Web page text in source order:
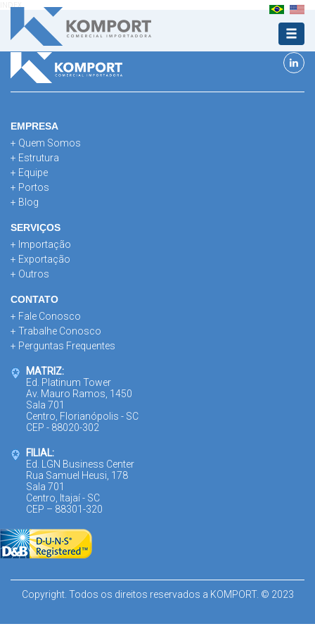
INDEX
EMPRESA
+ Quem Somos
+ Estrutura
+ Equipe
+ Portos
+ Blog
SERVIÇOS
+ Importação
+ Exportação
+ Outros
CONTATO
+ Fale Conosco
+ Trabalhe Conosco
+ Perguntas Frequentes
MATRIZ:
Ed. Platinum Tower
Av. Mauro Ramos, 1450
Sala 701
Centro, Florianópolis - SC
CEP - 88020-302
FILIAL:
Ed. LGN Business Center
Rua Samuel Heusi, 178
Sala 701
Centro, Itajaí - SC
CEP – 88301-320
Copyright. Todos os direitos reservados a KOMPORT. © 2023